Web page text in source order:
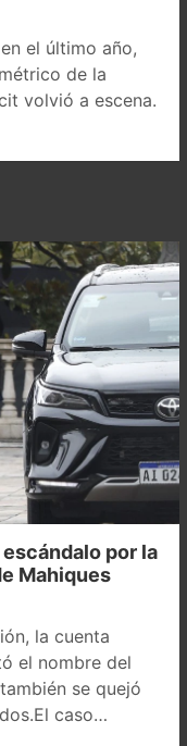
el último año,
de la
volvió a escena.
por la
Mahiques
la cuenta
el nombre del
se quejó
caso…